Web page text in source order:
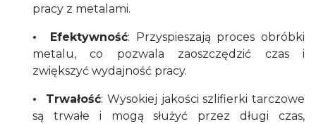
pracy z metalami.
• Efektywność: Przyspieszają proces obróbki
metalu, co pozwala zaoszczędzić czas i
zwiększyć wydajność pracy.
• Trwałość: Wysokiej jakości szlifierki tarczowe
są trwałe i mogą służyć przez długi czas,